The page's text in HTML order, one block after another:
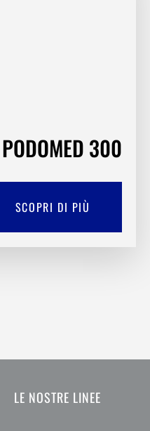
PODOMED 300
SCOPRI DI PIÙ
LE NOSTRE LINEE